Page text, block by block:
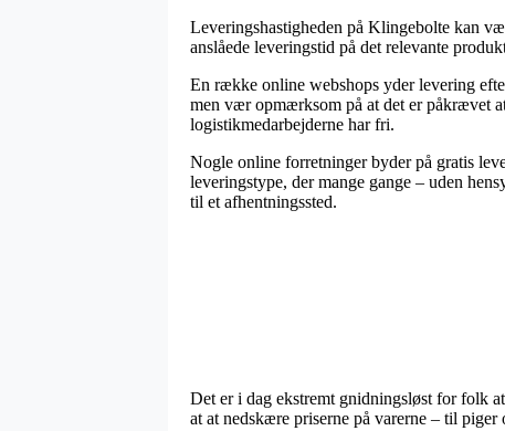
Leveringshastigheden på Klingebolte kan
anslåede leveringstid på det relevante
En række online webshops yder levering
men vær opmærksom på at det er påkrævet
logistikmedarbejderne har fri.
Nogle online forretninger byder på gratis
leveringstype, der mange gange – uden
til et afhentningssted.
Det er i dag ekstremt gnidningsløst for folk
at at nedskære priserne på varerne – til